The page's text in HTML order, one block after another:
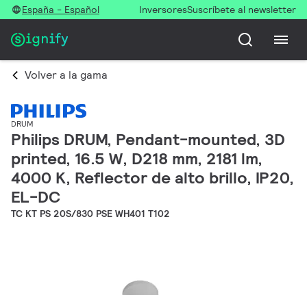
España - Español InversoresSuscríbete al newsletter
Volver a la gama
DRUM
Philips DRUM, Pendant-mounted, 3D
printed, 16.5 W, D218 mm, 2181 lm,
4000 K, Reflector de alto brillo, IP20,
EL-DC
TC KT PS 20S/830 PSE WH401 T102